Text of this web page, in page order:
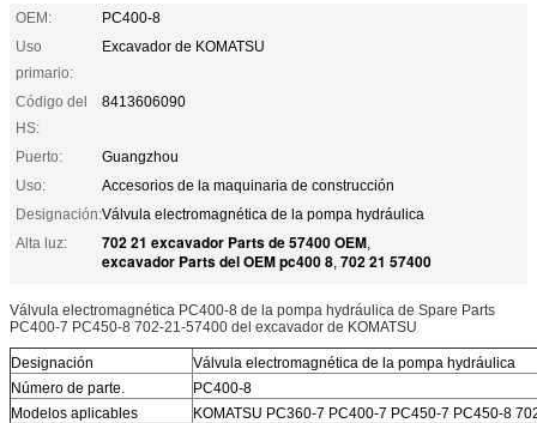
OEM:
PC400-8
Uso
primario:
Excavador de KOMATSU
Código del
HS:
8413606090
Puerto:
Guangzhou
Uso:
Accesorios de la maquinaria de construcción
Designación:Válvula electromagnética de la pompa hydráulica
Alta luz:
702 21 excavador Parts de 57400 OEM,
excavador Parts del OEM pc400 8, 702 21 57400
Válvula electromagnética PC400-8 de la pompa hydráulica de Spare Parts
PC400-7 PC450-8 702-21-57400 del excavador de KOMATSU
Designación
Válvula electromagnética de la pompa hydráulica
Número de parte.
PC400-8
Modelos aplicables
KOMATSU PC360-7 PC400-7 PC450-7 PC450-8